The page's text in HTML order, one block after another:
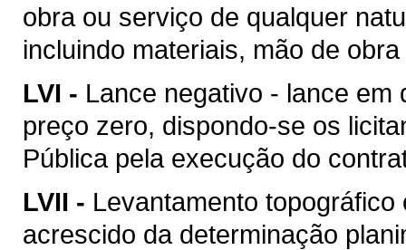
obra ou serviço de qualquer
incluindo materiais, mão de
LVI - Lance negativo - lance em
preço zero, dispondo-se os
Pública pela execução do
LVII - Levantamento
acrescido da determinação